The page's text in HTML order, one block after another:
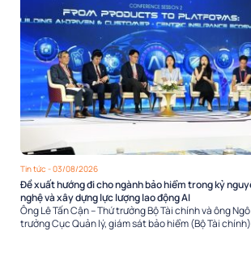
Tin tức - 03/08/2026
Đề xuất hướng đi cho ngành bảo hiểm trong kỷ
nghệ và xây dựng lực lượng lao động AI
Ông Lê Tấn Cận – Thứ trưởng Bộ Tài chính và ông
trưởng Cục Quản lý, giám sát bảo hiểm (Bộ Tài